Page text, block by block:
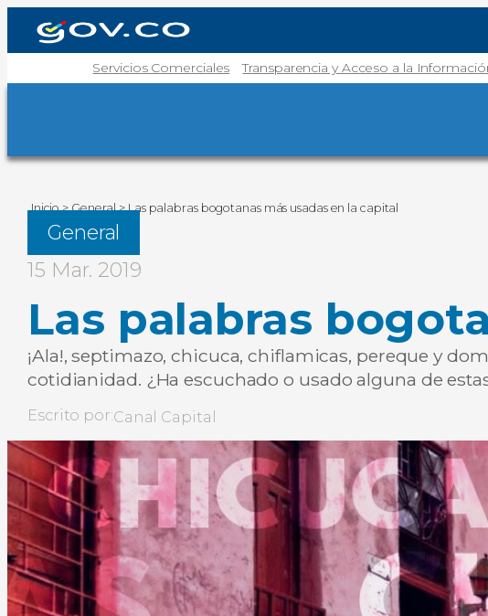
Servicios Comerciales Transparencia y Acceso a la
Inicio>General>Las palabras bogotanas más usadas en la capital
General
15 Mar. 2019
Las palabras
¡Ala!, septimazo, chicuca, chiflamicas, pereque y
cotidianidad. ¿Ha escuchado o usado alguna de
Escrito por:Canal Capital